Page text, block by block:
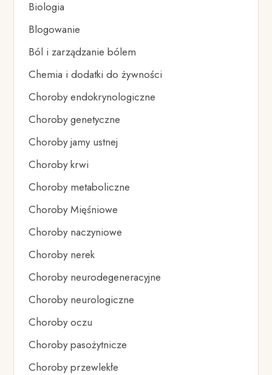
Biologia
Blogowanie
Ból i zarządzanie bólem
Chemia i dodatki do żywności
Choroby endokrynologiczne
Choroby genetyczne
Choroby jamy ustnej
Choroby krwi
Choroby metaboliczne
Choroby Mięśniowe
Choroby naczyniowe
Choroby nerek
Choroby neurodegeneracyjne
Choroby neurologiczne
Choroby oczu
Choroby pasożytnicze
Choroby przewlekłe